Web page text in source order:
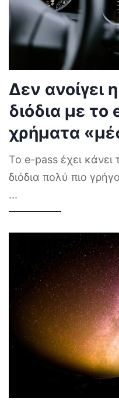
Δεν ανοίγει
διόδια με
χρήματα
Το e-pass έχει κάνει
διόδια πολύ πιο
...